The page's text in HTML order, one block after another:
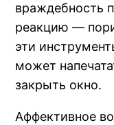
враждебность
реакцию —
эти
может
закрыть окно.
Аффективное